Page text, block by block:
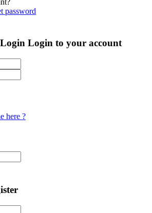
password
Login to your account
here ?